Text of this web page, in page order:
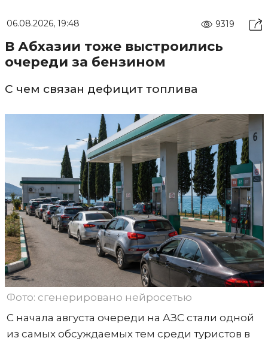
06.08.2026, 19:48 9319
В Абхазии тоже выстроились
очереди за бензином
С чем связан дефицит топлива
Фото: сгенерировано нейросетью
С начала августа очереди на АЗС стали одной
из самых обсуждаемых тем среди туристов в